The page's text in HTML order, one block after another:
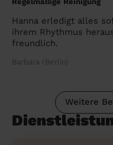
Hanna erledigt alles
ihrem Rhythmus
freundlich.
Barbara (Berlin)
Weitere